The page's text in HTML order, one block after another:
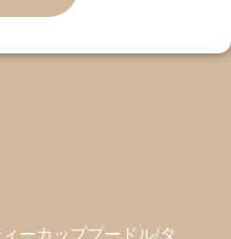
ーカッププードル/タ